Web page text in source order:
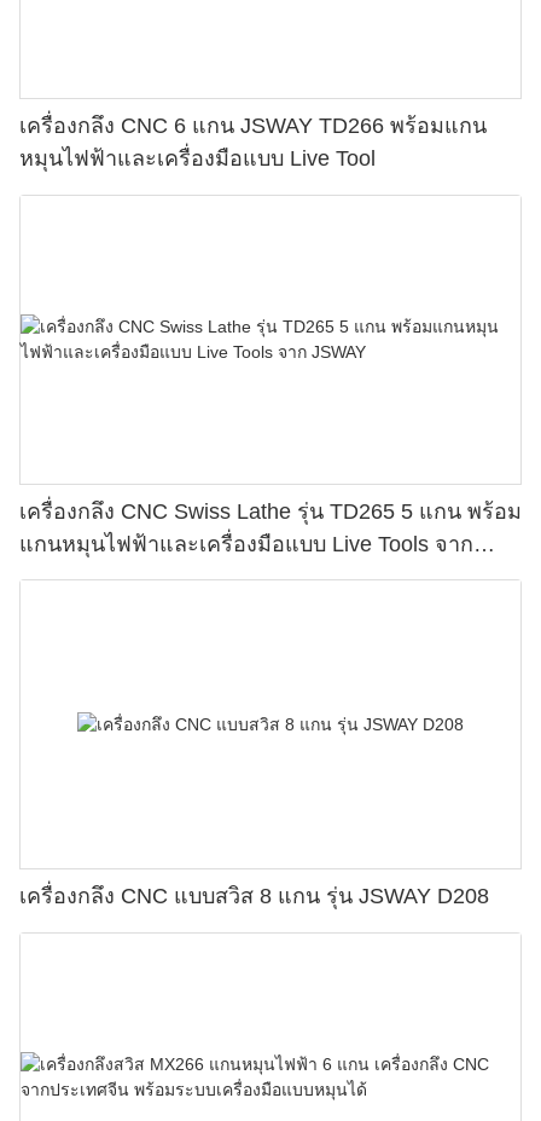
เครื่องกลึง CNC 6 แกน JSWAY TD266 พร้อมแกน
หมุนไฟฟ้าและเครื่องมือแบบ Live Tool
เครื่องกลึง CNC Swiss Lathe รุ่น TD265 5 แกน พร้อม
แกนหมุนไฟฟ้าและเครื่องมือแบบ Live Tools จาก
JSWAY
เครื่องกลึง CNC แบบสวิส 8 แกน รุ่น JSWAY D208